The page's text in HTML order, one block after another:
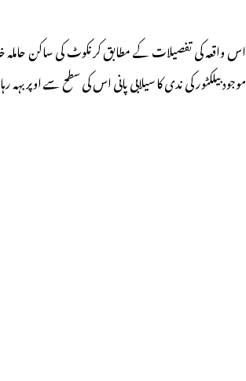
اس واقعہ کی تفصیلات کے مطابق کرنکوٹ کی ساکن حاملہ
موجود بیلکٹور کی ندی کا سیلابی پانی اس کی سطح سے اوپر